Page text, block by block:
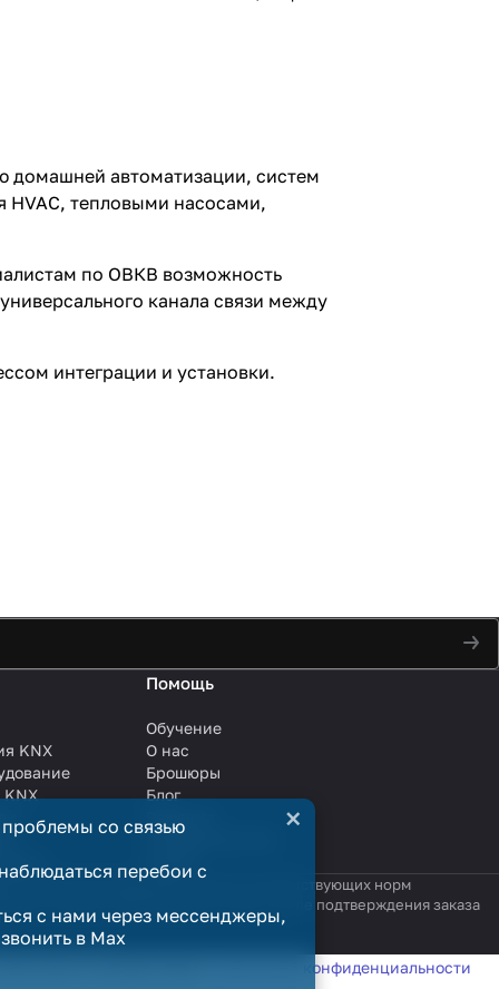
домашней автоматизации, систем
HVAC, тепловыми насосами,
по ОВКВ возможность
канала связи между
интеграции и установки.
KNX
KNX
Помощь
Обучение
О нас
Брошюры
Блог
Сотрудничество
Услуги
публичной офертой в смысле соответствующих норм
считается заключённым только после подтверждения заказа
со связью
перебои с
с нами через мессенджеры,
в Max
×
в соответствии с политикой конфиденциальности